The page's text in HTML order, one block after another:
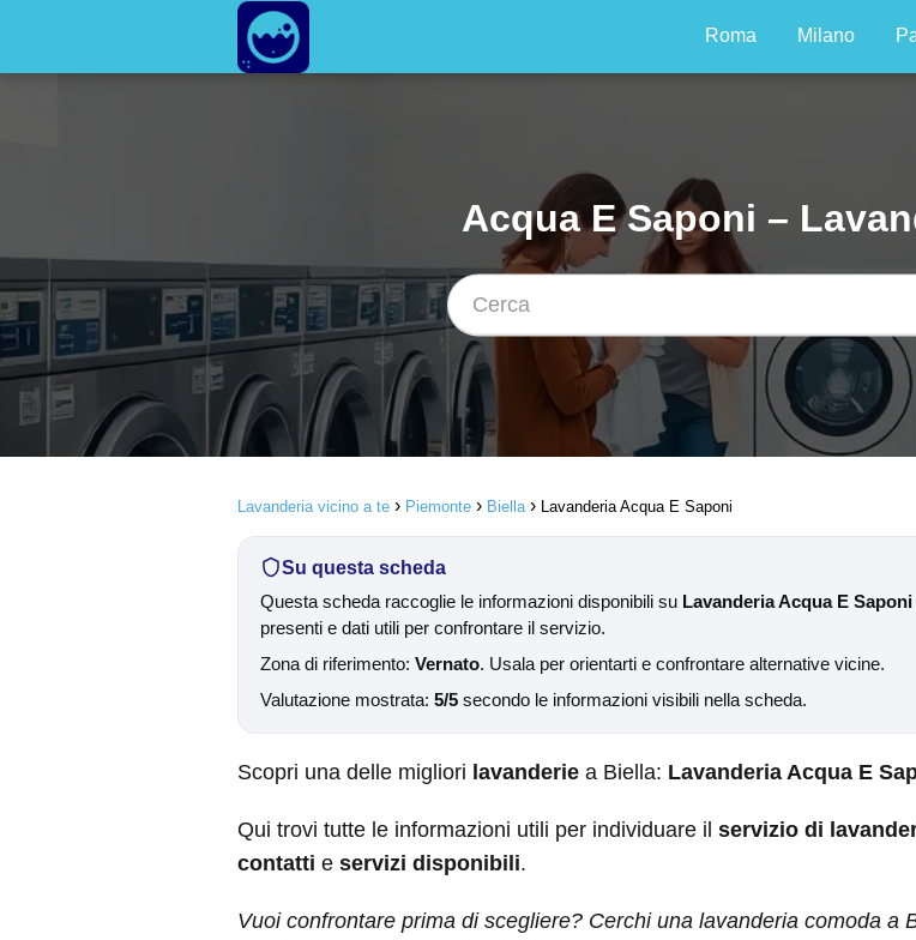
Roma Milano
Acqua E Saponi –
Lavanderia vicino a te Piemonte Biella Lavanderia Acqua E Saponi
Su questa scheda
Questa scheda raccoglie le informazioni disponibili su Lavanderia Acqua E Saponi
presenti e dati utili per confrontare il servizio.
Zona di riferimento: Vernato. Usala per orientarti e confrontare alternative vicine.
Valutazione mostrata: 5/5 secondo le informazioni visibili nella scheda.
Scopri una delle migliori lavanderie a Biella: Lavanderia Acqua E
Qui trovi tutte le informazioni utili per individuare il servizio di
contatti e servizi disponibili.
Vuoi confrontare prima di scegliere? Cerchi una lavanderia comoda a